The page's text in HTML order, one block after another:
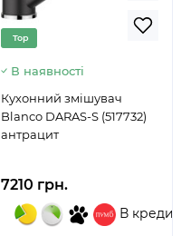
Top
В наявності
Кухонний змішувач
Blanco DARAS-S (517732)
антрацит
7210 грн.
В кредит